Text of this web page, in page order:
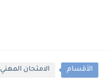
الأقسام الامتحان المهني